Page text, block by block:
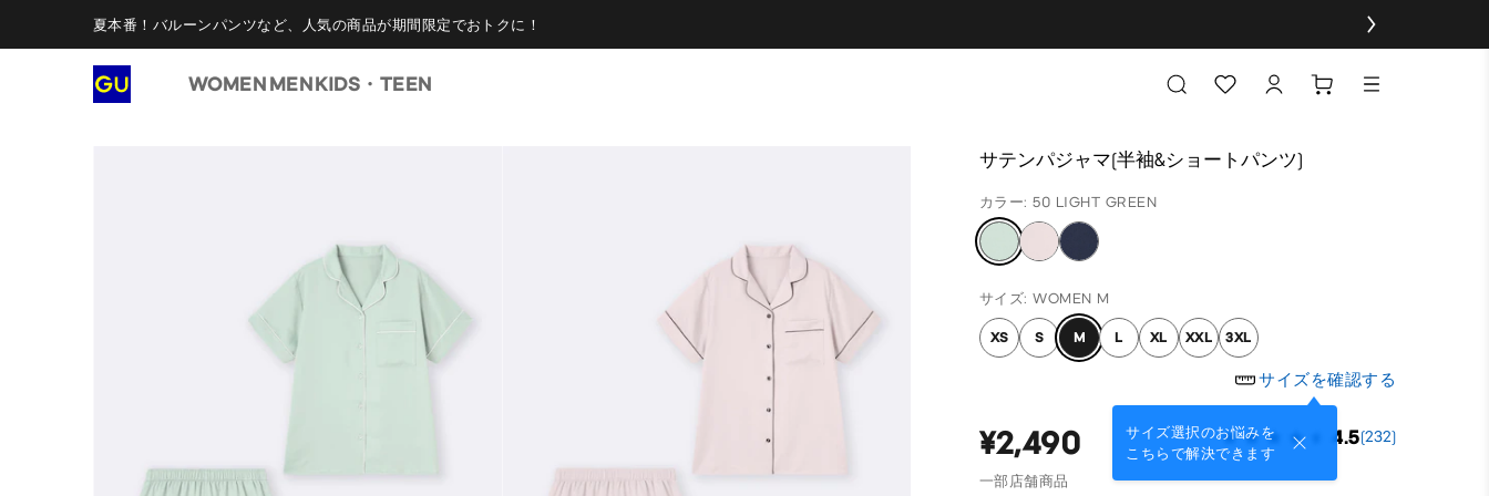
夏本番！バルーンパンツなど、人気の商品が期間限定でおトクに！
WOMEN MENKIDS・TEEN
サテンパジャマ(半袖&ショートパンツ)
カラー: 50 LIGHT GREEN
サイズ: WOMEN M
XS S M L XL XXL 3XL
サイズを確認する
サイズ選択のお悩みを
こちらで解決できます
¥2,490 4.5(232)
一部店舗商品